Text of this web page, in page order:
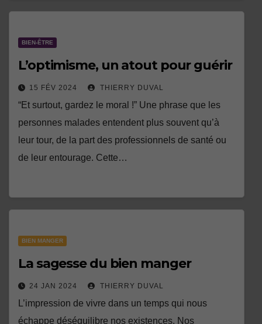
BIEN-ÊTRE
L’optimisme, un atout pour guérir
15 FÉV 2024 THIERRY DUVAL
“Et surtout, gardez le moral !” Une phrase que les
personnes malades entendent plus souvent qu’à
leur tour, de la part des professionnels de santé ou
de leur entourage. Cette…
BIEN MANGER
La sagesse du bien manger
24 JAN 2024 THIERRY DUVAL
L’impression de vivre dans un temps qui nous
échappe déséquilibre nos existences. Nos